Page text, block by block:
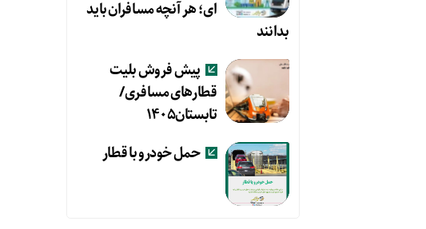
ای؛ هر آنچه مسافران باید
بدانند
پیش فروش بلیت
قطارهای مسافری/
تابستان۱۴۰۵
حمل خودرو با قطار